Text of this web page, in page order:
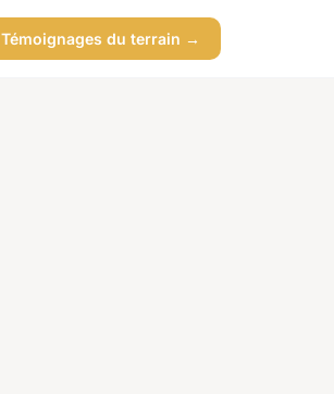
Témoignages du terrain →